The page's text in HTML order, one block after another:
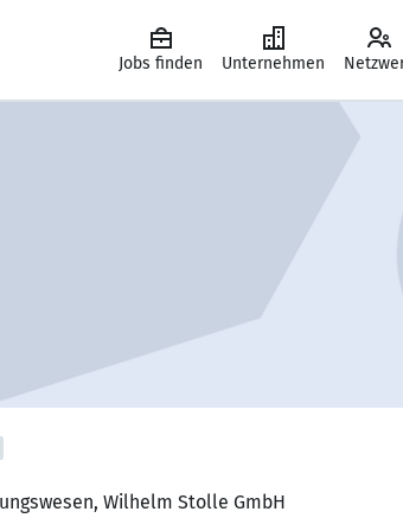
Jobs finden Unternehmen
Wilhelm Stolle GmbH